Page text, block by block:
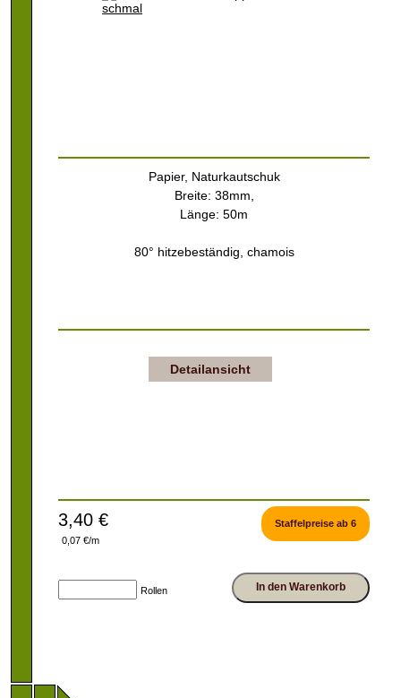
Papier, Naturkautschuk
Breite: 38mm,
Länge: 50m
80° hitzebeständig, chamois
Detailansicht
3,40 €
0,07 €/m
Staffelpreise ab 6
Rollen In den Warenkorb